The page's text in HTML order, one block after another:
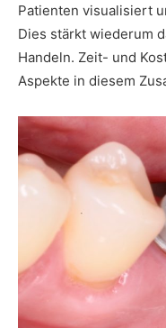
Patienten visualisiert
Dies stärkt wiederum
Handeln. Zeit- und
Aspekte in diesem